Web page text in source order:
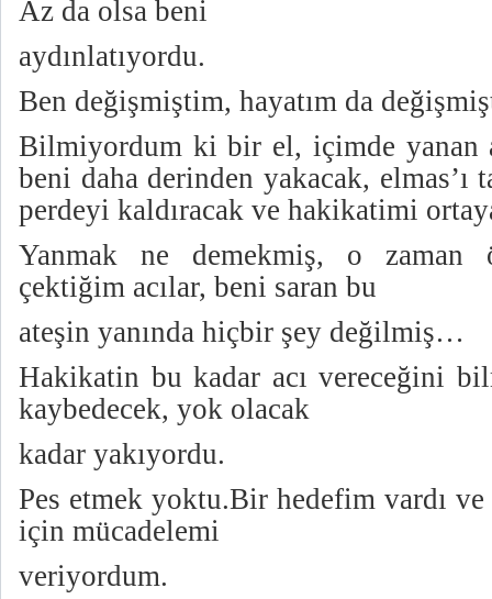
Az da olsa beni
aydınlatıyordu.
Ben değişmiştim, hayatım da
Bilmiyordum ki bir el, içimde yanan
beni daha derinden yakacak, elmas’ı
perdeyi kaldıracak ve hakikatimi
Yanmak ne demekmiş, o zaman
çektiğim acılar, beni saran bu
ateşin yanında hiçbir şey değilmiş…
Hakikatin bu kadar acı vereceğini
kaybedecek, yok olacak
kadar yakıyordu.
Pes etmek yoktu.Bir hedefim vardı
için mücadelemi
veriyordum.